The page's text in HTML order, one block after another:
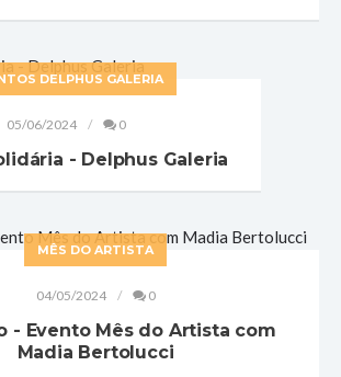
DELPHUS GALERIA
05/06/2024 0
- Delphus Galeria
MÊS DO ARTISTA
04/05/2024 0
- Evento Mês do Artista com
Madia Bertolucci